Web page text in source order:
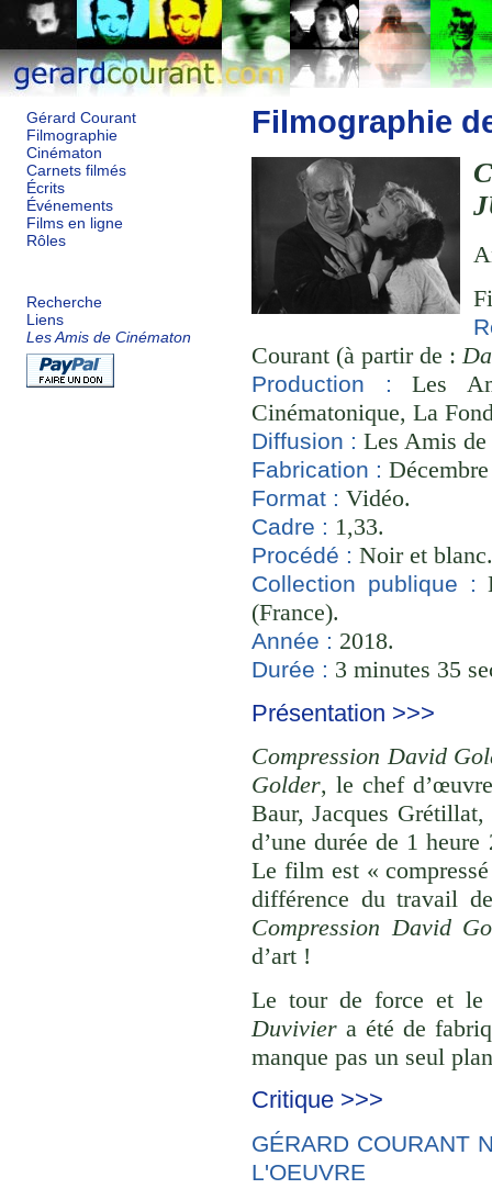
Gérard Courant
Filmographie
Cinématon
Carnets filmés
Écrits
Événements
Films en ligne
Rôles
Recherche
Liens
Les Amis de Cinématon
Filmographie
Courant (à partir de :
Production :
Les
Cinématonique, La
Diffusion : Les Amis
Fabrication :
Format : Vidéo.
Cadre : 1,33.
Procédé : Noir et
Collection publique :
(France).
Année : 2018.
Durée : 3 minutes 35
Présentation >>>
Compression David
Golder, le chef
Baur, Jacques
d’une durée de 1
Le film est «
différence du travail
Compression David
d’art !
Le tour de force et
Duvivier a été de
manque pas un seul
Critique >>>
GÉRARD COURANT
L'OEUVRE